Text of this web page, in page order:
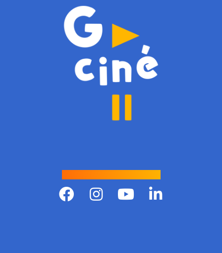
Suivre Gciné !